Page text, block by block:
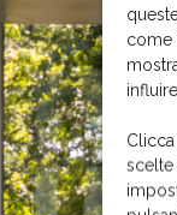
come
scelte